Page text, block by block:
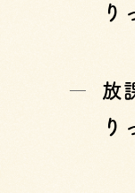
り
放
り